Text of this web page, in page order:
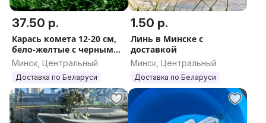
37.50 р.
Карась комета 12-20 см,
бело-желтые с черными
вкраплениями в Минске
Минск, Центральный
Доставка по Беларуси
1.50 р.
Линь в Минске с
доставкой
Минск, Центральный
Доставка по Беларуси